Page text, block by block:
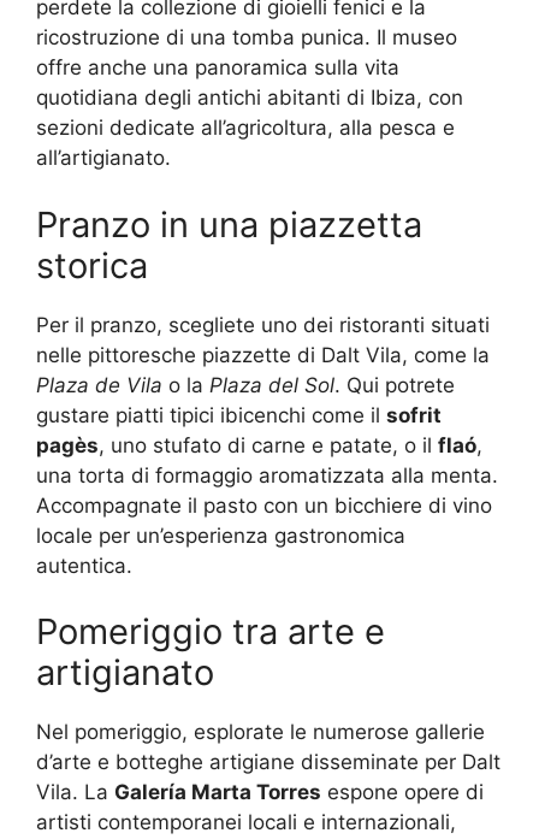
perdete la collezione di gioielli fenici e la
ricostruzione di una tomba punica. Il museo
offre anche una panoramica sulla vita
quotidiana degli antichi abitanti di Ibiza, con
sezioni dedicate all’agricoltura, alla pesca e
all’artigianato.
Pranzo in una piazzetta
storica
Per il pranzo, scegliete uno dei ristoranti situati
nelle pittoresche piazzette di Dalt Vila, come la
Plaza de Vila o la Plaza del Sol. Qui potrete
gustare piatti tipici ibicenchi come il sofrit
pagès, uno stufato di carne e patate, o il flaó,
una torta di formaggio aromatizzata alla menta.
Accompagnate il pasto con un bicchiere di vino
locale per un’esperienza gastronomica
autentica.
Pomeriggio tra arte e
artigianato
Nel pomeriggio, esplorate le numerose gallerie
d’arte e botteghe artigiane disseminate per Dalt
Vila. La Galería Marta Torres espone opere di
artisti contemporanei locali e internazionali,